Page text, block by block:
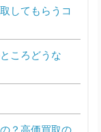
してもらうコ
ころどうな
？高価買取の